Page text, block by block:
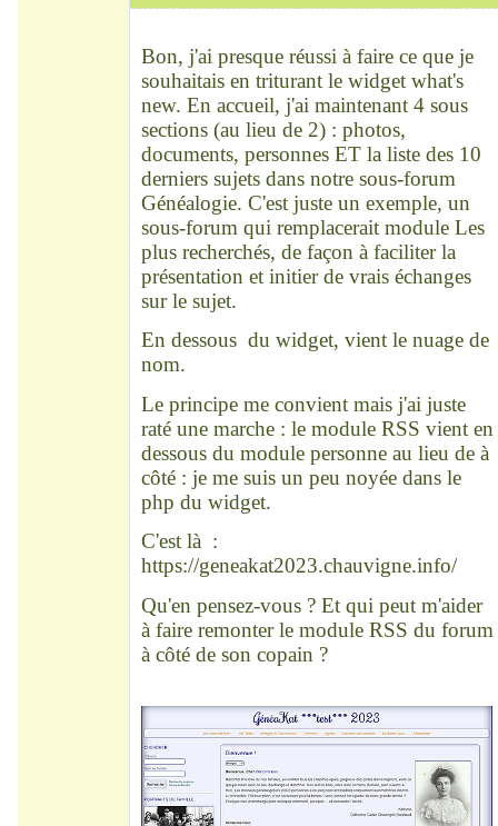
Bon, j'ai presque réussi à faire ce que je
souhaitais en triturant le widget what's
new. En accueil, j'ai maintenant 4 sous
sections (au lieu de 2) : photos,
documents, personnes ET la liste des 10
derniers sujets dans notre sous-forum
Généalogie. C'est juste un exemple, un
sous-forum qui remplacerait module Les
plus recherchés, de façon à faciliter la
présentation et initier de vrais échanges
sur le sujet.
En dessous du widget, vient le nuage de
nom.
Le principe me convient mais j'ai juste
raté une marche : le module RSS vient en
dessous du module personne au lieu de à
côté : je me suis un peu noyée dans le
php du widget.
C'est là :
https://geneakat2023.chauvigne.info/
Qu'en pensez-vous ? Et qui peut m'aider
à faire remonter le module RSS du forum
à côté de son copain ?